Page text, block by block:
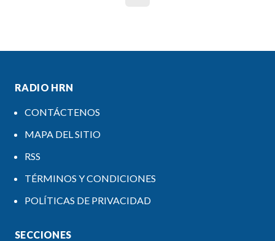
RADIO HRN
CONTÁCTENOS
MAPA DEL SITIO
RSS
TÉRMINOS Y CONDICIONES
POLÍTICAS DE PRIVACIDAD
SECCIONES